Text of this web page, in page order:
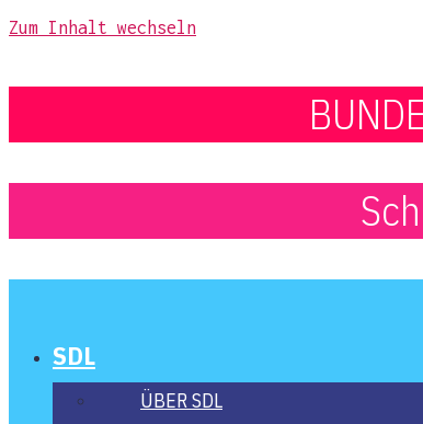
Zum Inhalt wechseln
SDL
ÜBER SDL